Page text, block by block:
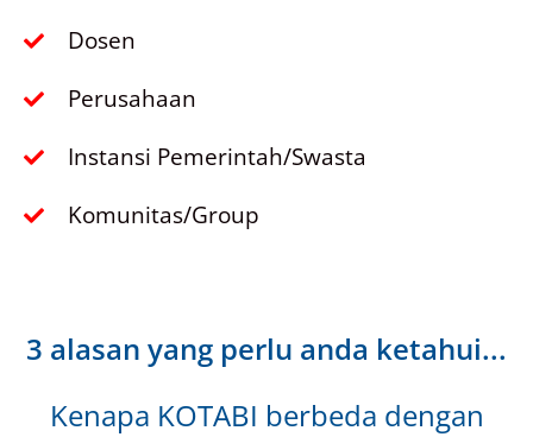
Dosen
Perusahaan
Instansi Pemerintah/Swasta
Komunitas/Group
3 alasan yang perlu anda ketahui...
Kenapa KOTABI berbeda dengan